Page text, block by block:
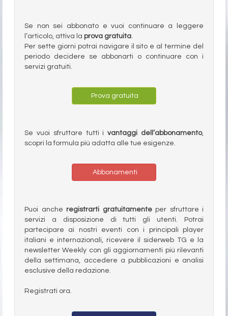
Se non sei abbonato e vuoi continuare a leggere
l’articolo, attiva la prova gratuita.
Per sette giorni potrai navigare il sito e al termine del
periodo decidere se abbonarti o continuare con i
servizi gratuiti.
Prova gratuita
Se vuoi sfruttare tutti ivantaggi dell’abbonamento,
scopri la formula più adatta alle tue esigenze.
Abbonamenti
Puoi anche registrarti gratuitamenteper sfruttare i
servizi a disposizione di tutti gli utenti. Potrai
partecipare ai nostri eventi con i principali player
italiani e internazionali, ricevere il siderweb TG e la
newsletter Weekly con gli aggiornamenti più rilevanti
della settimana, accedere a pubblicazioni e analisi
esclusive della redazione.
Registrati ora.